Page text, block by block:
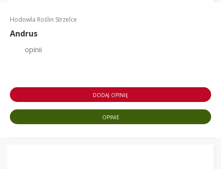
Hodowla Roślin Strzelce
Andrus
opinii
DODAJ OPINIĘ
OPINIE